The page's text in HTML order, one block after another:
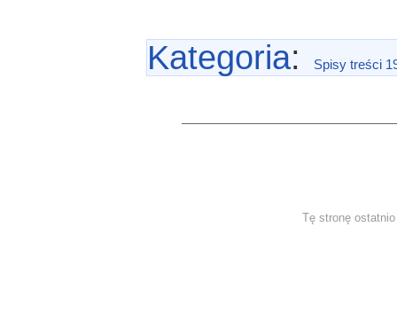
Kategoria: Spisy treści
Tę stronę